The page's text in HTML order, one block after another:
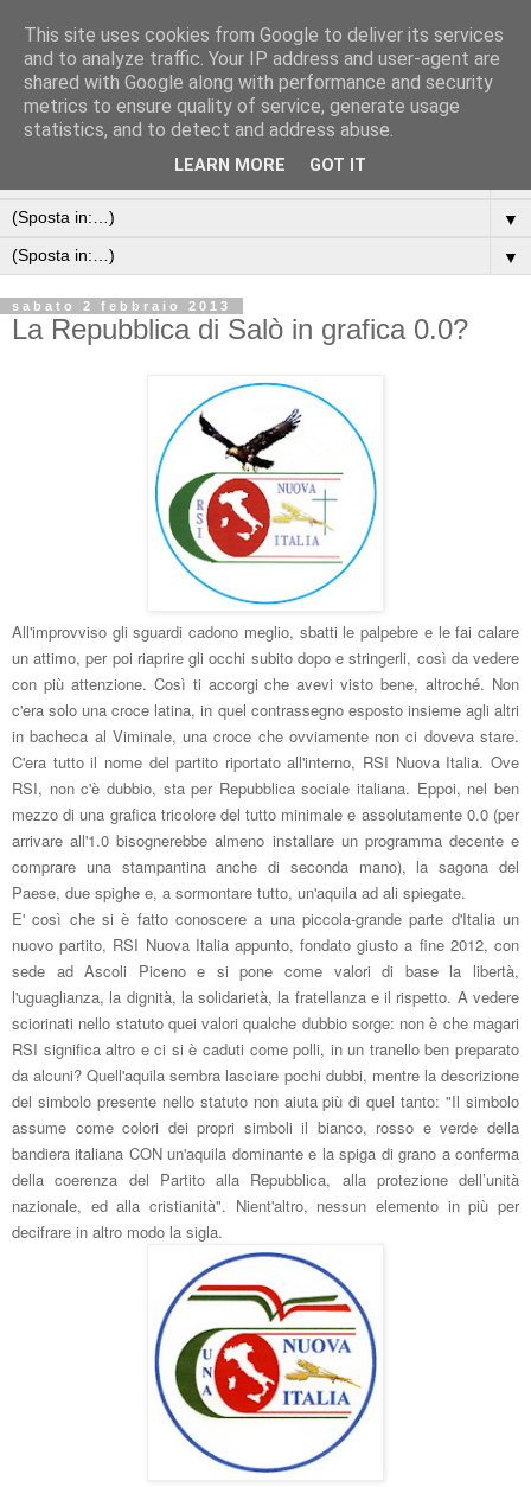
▼
▼
sabato 2 febbraio 2013
La Repubblica di Salò in grafica 0.0?
All'improvviso gli sguardi cadono meglio, sbatti le palpebre e le fai calare
un attimo, per poi riaprire gli occhi subito dopo e stringerli, così da vedere
con più attenzione. Così ti accorgi che avevi visto bene, altroché. Non
c'era solo una croce latina, in quel contrassegno esposto insieme agli altri
in bacheca al Viminale, una croce che ovviamente non ci doveva stare.
C'era tutto il nome del partito riportato all'interno, RSI Nuova Italia. Ove
RSI, non c'è dubbio, sta per Repubblica sociale italiana. Eppoi, nel ben
mezzo di una grafica tricolore del tutto minimale e assolutamente 0.0 (per
arrivare all'1.0 bisognerebbe almeno installare un programma decente e
comprare una stampantina anche di seconda mano), la sagona del
Paese, due spighe e, a sormontare tutto, un'aquila ad ali spiegate.
E' così che si è fatto conoscere a una piccola-grande parte d'Italia un
nuovo partito, RSI Nuova Italia appunto, fondato giusto a fine 2012, con
sede ad Ascoli Piceno e si pone come valori di base la libertà,
l'uguaglianza, la dignità, la solidarietà, la fratellanza e il rispetto. A vedere
sciorinati nello statuto quei valori qualche dubbio sorge: non è che magari
RSI significa altro e ci si è caduti come polli, in un tranello ben preparato
da alcuni? Quell'aquila sembra lasciare pochi dubbi, mentre la descrizione
del simbolo presente nello statuto non aiuta più di quel tanto: "Il simbolo
assume come colori dei propri simboli il bianco, rosso e verde della
bandiera italiana CON un'aquila dominante e la spiga di grano a conferma
della coerenza del Partito alla Repubblica, alla protezione dell’unità
nazionale, ed alla cristianità". Nient'altro, nessun elemento in più per
decifrare in altro modo la sigla.
This site uses cookies from Google to deliver its services
and to analyze traffic. Your IP address and user-agent are
shared with Google along with performance and security
metrics to ensure quality of service, generate usage
statistics, and to detect and address abuse.
LEARN MORE GOT IT